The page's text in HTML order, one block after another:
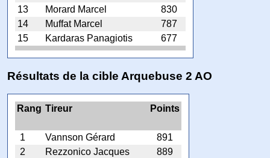
13 Morard Marcel
830
14
Muffat Marcel
787
15
Kardaras Panagiotis 677
Résultats de la cible Arquebuse 2 AO
Rang Tireur Points
1 Vannson Gérard
891
2
Rezzonico Jacques
889